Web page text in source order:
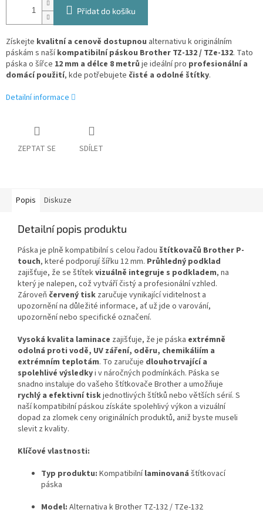
Přidat do košíku
Získejte kvalitní a cenově dostupnou alternativu k originálním
páskám s našíkompatibilní páskou Brother TZ-132 / TZe-132. Tato
páska o šířce 12 mm a délce 8 metrů je ideální pro profesionální a
domácí použití, kde potřebujete čisté a odolné štítky.
Detailní informace
ZEPTAT SE SDÍLET
Popis Diskuze
Detailní popis produktu
Páska je plně kompatibilní s celou řadou štítkovačů Brother P-
touch, které podporují šířku 12 mm. Průhledný podklad
zajišťuje, že se štítekvizuálně integruje s podkladem, na
který je nalepen, což vytváří čistý a profesionální vzhled.
Zároveň červený tisk zaručuje vynikající viditelnost a
upozornění na důležité informace, ať už jde o varování,
upozornění nebo specifické označení.
Vysoká kvalita laminace zajišťuje, že je páska extrémně
odolná proti vodě, UV záření, oděru, chemikáliím a
extrémním teplotám. To zaručuje dlouhotrvající a
spolehlivé výsledkyi v náročných podmínkách. Páska se
snadno instaluje do vašeho štítkovače Brother a umožňuje
rychlý a efektivní tiskjednotlivých štítků nebo větších sérií. S
naší kompatibilní páskou získáte spolehlivý výkon a vizuální
dopad za zlomek ceny originálních produktů, aniž byste museli
slevit z kvality.
Klíčové vlastnosti:
Typ produktu: Kompatibilnílaminovaná štítkovací
páska
Model: Alternativa k Brother TZ-132 / TZe-132